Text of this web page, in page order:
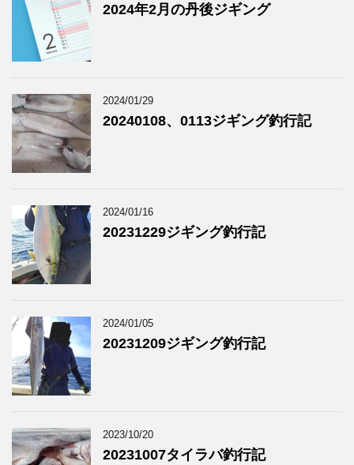
2024年2月の丹後ジギング
2024/01/29
20240108、0113ジギング釣行記
2024/01/16
20231229ジギング釣行記
2024/01/05
20231209ジギング釣行記
2023/10/20
20231007タイラバ釣行記